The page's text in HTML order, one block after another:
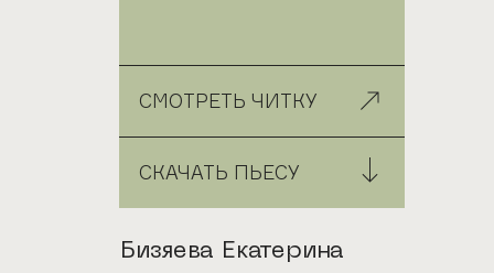
СМОТРЕТЬ ЧИТКУ
СКАЧАТЬ ПЬЕСУ
Автор
Бизяева Екатерина